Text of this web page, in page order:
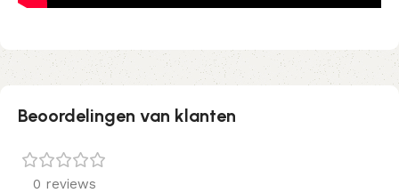
Beoordelingen van klanten
0 reviews